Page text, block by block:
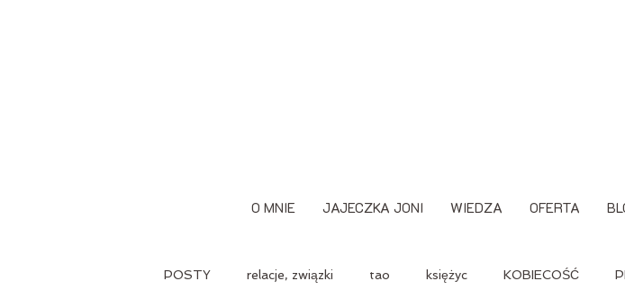
O MNIE JAJECZKA JONI WIEDZA OFERTA
POSTY relacje, związki tao księżyc KOBIECOŚĆ